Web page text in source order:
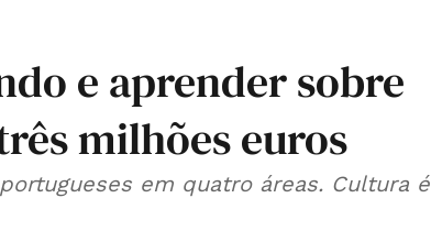
e aprender sobre
milhões euros
em quatro áreas. Cultura é